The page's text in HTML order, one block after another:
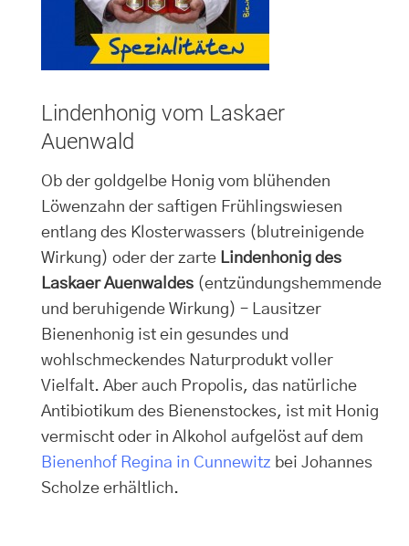
Lindenhonig vom Laskaer
Auenwald
Ob der goldgelbe Honig vom blühenden
Löwenzahn der saftigen Frühlingswiesen
entlang des Klosterwassers (blutreinigende
Wirkung) oder der zarte Lindenhonig des
Laskaer Auenwaldes (entzündungshemmende
und beruhigende Wirkung) – Lausitzer
Bienenhonig ist ein gesundes und
wohlschmeckendes Naturprodukt voller
Vielfalt. Aber auch Propolis, das natürliche
Antibiotikum des Bienenstockes, ist mit Honig
vermischt oder in Alkohol aufgelöst auf dem
Bienenhof Regina in Cunnewitz bei Johannes
Scholze erhältlich.